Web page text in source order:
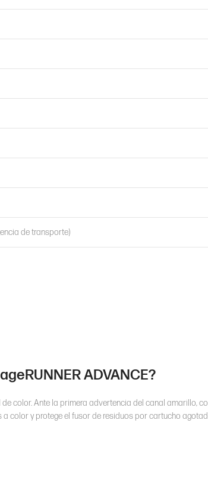
de transporte)
ADVANCE?
color. Ante la primera advertencia del canal amarillo,
color y protege el fusor de residuos por cartucho